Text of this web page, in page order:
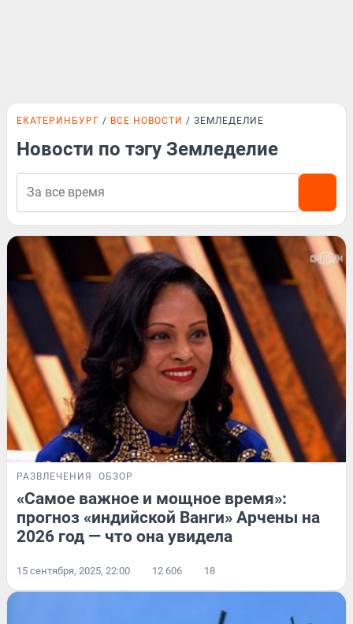
ЕКАТЕРИНБУРГ ВСЕ НОВОСТИ ЗЕМЛЕДЕЛИЕ
Новости по тэгу Земледелие
РАЗВЛЕЧЕНИЯ ОБЗОР
«Самое важное и мощное время»:
прогноз «индийской Ванги» Арчены на
2026 год — что она увидела
15 сентября, 2025, 22:00 12 606 18